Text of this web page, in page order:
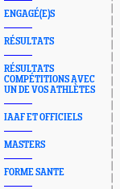
ENGAGÉ(E)S
RÉSULTATS
RÉSULTATS
COMPÉTITIONS AVEC
UN DE VOS ATHLÈTES
IAAF ET OFFICIELS
MASTERS
FORME SANTE